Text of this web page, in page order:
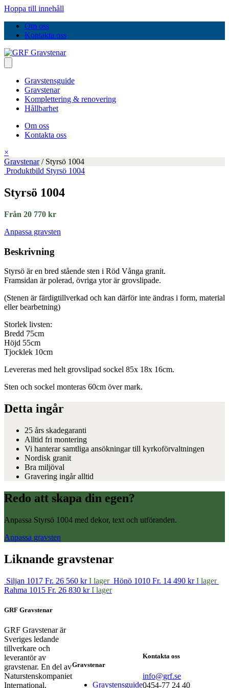
Hoppa till innehåll
Om oss
Kontakta oss
Gravstensguide
Gravstenar
Komplettering & renovering
Hållbarhet
Om oss
Kontakta oss
×
Gravstenar/ Styrsö 1004
Produktbild Styrsö 1004
Styrsö 1004
Från 20 770 kr
Anpassa gravsten
Beskrivning
Styrsö är en bred stående sten i Röd Vånga granit.
Framsidan är polerad, övriga ytor är grovslipade.
(Stenen är färdigtillverkad och kan därför inte ändras i form, material
eller bearbetning)
Storlek livsten:
Bredd 75cm
Höjd 55cm
Tjocklek 10cm
Levereras med helt grovslipad sockel 85x 18x 16cm.
Sten och sockel monteras 60cm över mark.
Detta ingår
25 års skadegaranti
Alltid fri montering
Vi hanterar samtliga ansökningar till kyrkoförvaltningen
Nordisk granit
Bra miljöval
Gravering ingår alltid
Redo att skapa din egen?
Anpassa Styrsö 1004 med dekor, text och utföranden.
Anpassa gravsten
Liknande gravstenar
Siljan 1017 Fr. 26 560 kr I lager Hönö 1010 Fr. 14 490 kr I lager
Rahma 1015 Fr. 26 830 kr I lager
GRF Gravstenar
GRF Gravstenar är
Sveriges ledande
tillverkare och
leverantör av
gravstenar. En del av
Naturstenskompaniet
International.
Gravstenar
Gravstensguide
Kontakta oss
info@grf.se
0454-77 24 40